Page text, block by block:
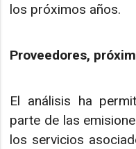
los próximos años.
Proveedores,
El análisis ha
parte de las
los servicios